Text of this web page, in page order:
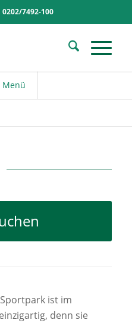
7492-100
Menü
ist im
denn sie